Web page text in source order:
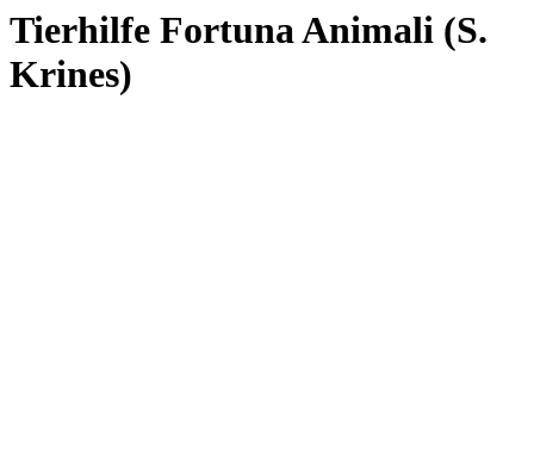
Tierhilfe Fortuna Animali (S.
Krines)